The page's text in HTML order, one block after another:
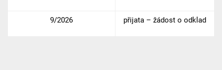
9/2026 přijata – žádost o odklad